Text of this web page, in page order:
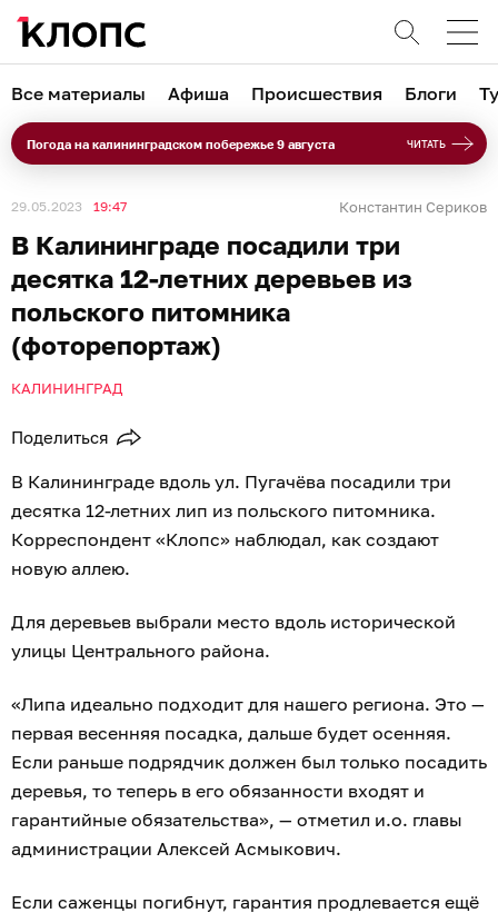
Все материалы Афиша Происшествия Блоги
Погода на калининградском побережье 9 августа ЧИТАТЬ
29.05.2023 19:47 Константин Сериков
В Калининграде посадили три
десятка 12-летних деревьев из
польского питомника
(фоторепортаж)
КАЛИНИНГРАД
Поделиться
В Калининграде вдоль ул. Пугачёва посадили три
десятка 12-летних лип из польского питомника.
Корреспондент «Клопс» наблюдал, как создают
новую аллею.
Для деревьев выбрали место вдоль исторической
улицы Центрального района.
«Липа идеально подходит для нашего региона. Это —
первая весенняя посадка, дальше будет осенняя.
Если раньше подрядчик должен был только посадить
деревья, то теперь в его обязанности входят и
гарантийные обязательства», — отметил и.о. главы
администрации Алексей Асмыкович.
Если саженцы погибнут, гарантия продлевается ещё